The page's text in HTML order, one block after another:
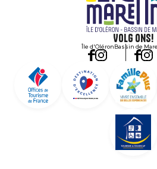
Volg ons!
Île d'OléronBassin de